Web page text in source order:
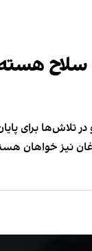
سلاح
تلاش‌ها برای
نیز خواهان